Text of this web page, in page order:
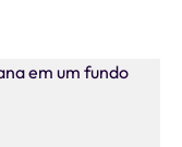
e poucas
peso) e 700